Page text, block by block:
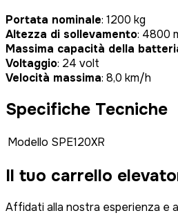
Portata nominale: 1200 kg
Altezza di sollevamento: 4800
Massima capacità della
Voltaggio: 24 volt
Velocità massima: 8,0 km/h
Specifiche Tecniche
Modello SPE120XR
Il tuo carrello
Affidati alla nostra esperienza e